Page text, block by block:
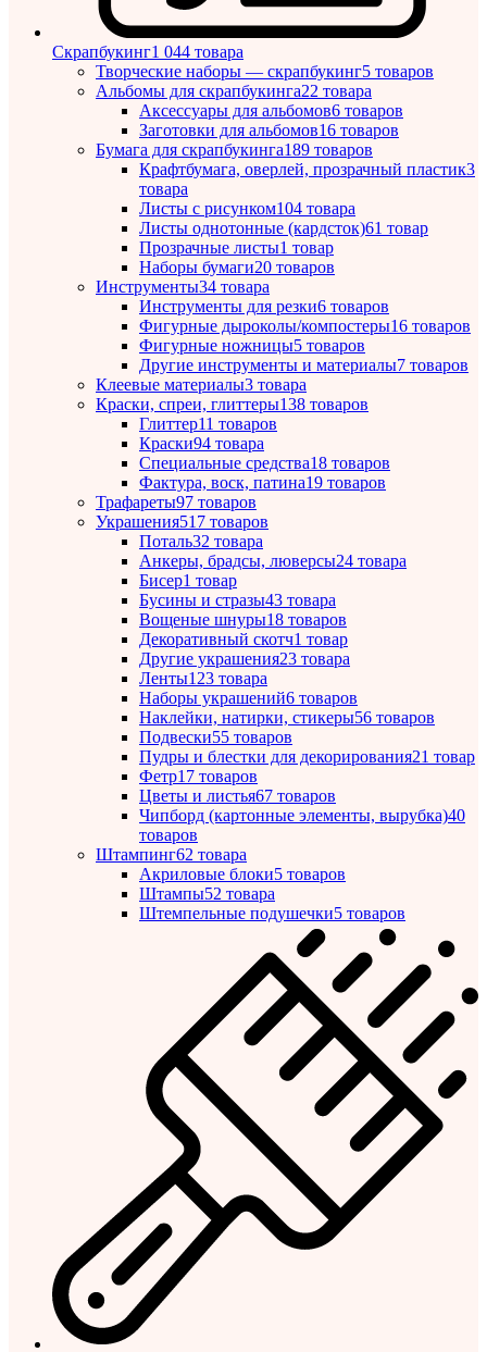
Скрапбукинг1 044 товара
Творческие наборы — скрапбукинг5 товаров
Альбомы для скрапбукинга22 товара
Аксессуары для альбомов6 товаров
Заготовки для альбомов16 товаров
Бумага для скрапбукинга189 товаров
Крафтбумага, оверлей, прозрачный пластик3
товара
Листы c рисунком104 товара
Листы однотонные (кардсток)61 товар
Прозрачные листы1 товар
Наборы бумаги20 товаров
Инструменты34 товара
Инструменты для резки6 товаров
Фигурные дыроколы/компостеры16 товаров
Фигурные ножницы5 товаров
Другие инструменты и материалы7 товаров
Клеевые материалы3 товара
Краски, спреи, глиттеры138 товаров
Глиттер11 товаров
Краски94 товара
Специальные средства18 товаров
Фактура, воск, патина19 товаров
Трафареты97 товаров
Украшения517 товаров
Поталь32 товара
Анкеры, брадсы, люверсы24 товара
Бисер1 товар
Бусины и стразы43 товара
Вощеные шнуры18 товаров
Декоративный скотч1 товар
Другие украшения23 товара
Ленты123 товара
Наборы украшений6 товаров
Наклейки, натирки, стикеры56 товаров
Подвески55 товаров
Пудры и блестки для декорирования21 товар
Фетр17 товаров
Цветы и листья67 товаров
Чипборд (картонные элементы, вырубка)40
товаров
Штампинг62 товара
Акриловые блоки5 товаров
Штампы52 товара
Штемпельные подушечки5 товаров